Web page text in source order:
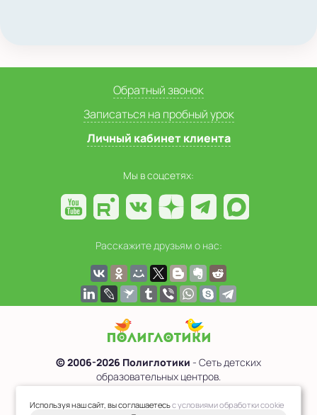
Обратный звонок
Записаться на пробный урок
Личный кабинет клиента
Мы в соцсетях:
Расскажите друзьям о нас:
© 2006-2026 Полиглотики - Сеть детских
образовательных центров.
Используя наш сайт, вы соглашаетесьс условиями обработки cookie